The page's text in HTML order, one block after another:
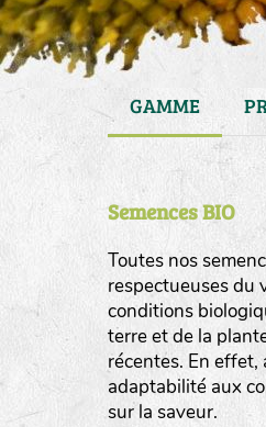
GAMME
Semences BIO
Toutes nos
respectueuses du
conditions
terre et de la
récentes. En
adaptabilité aux
sur la saveur.
haies
zone
mare